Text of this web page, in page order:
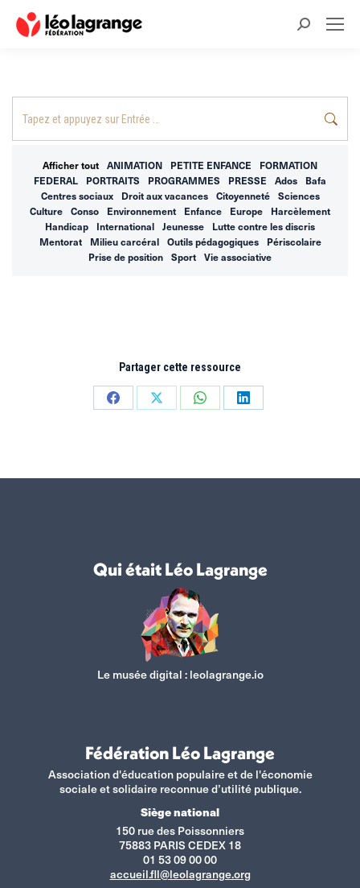
Recherche
Afficher tout ANIMATION PETITE ENFANCE
FORMATION
FEDERAL
PORTRAITS PROGRAMMES PRESSE Ados
Bafa
Centres sociaux
Droit aux vacances Citoyenneté
Sciences
Culture
Conso Environnement Enfance Europe
Harcèlement
Handicap
International Jeunesse
Lutte contre les discris
Mentorat
Milieu carcéral Outils pédagogiques
Périscolaire
Prise de position
Sport Vie associative
Partager cette ressource
PartagerPartagerPartagerPartager
Qui était Léo Lagrange
Le musée digital : leolagrange.io
Fédération Léo Lagrange
Association d'éducation populaire et de l'économie
sociale et solidaire reconnue d’utilité publique.
Siège national
150 rue des Poissonniers
75883 PARIS CEDEX 18
01 53 09 00 00
accueil.fll@leolagrange.org